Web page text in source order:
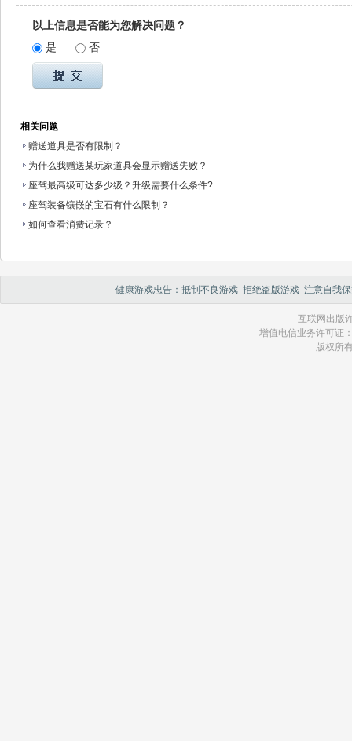
以上信息是否能为您解决问题？
是
否
相关问题
赠送道具是否有限制？
为什么我赠送某玩家道具会显示赠送失败？
座驾最高级可达多少级？升级需要什么条件?
座驾装备镶嵌的宝石有什么限制？
如何查看消费记录？
健康游戏忠告：抵制不良游戏 拒绝盗版游戏 注意自我
互联网出版
增值电信业务许可证
版权所